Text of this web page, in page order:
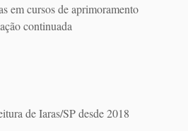
em cursos de aprimoramento
continuada
de Iaras/SP desde 2018